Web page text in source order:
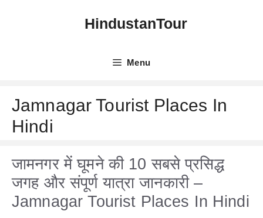
HindustanTour
Menu
Jamnagar Tourist Places In
Hindi
जामनगर में घूमने की 10 सबसे प्रसिद्ध
जगह और संपूर्ण यात्रा जानकारी –
Jamnagar Tourist Places In Hindi